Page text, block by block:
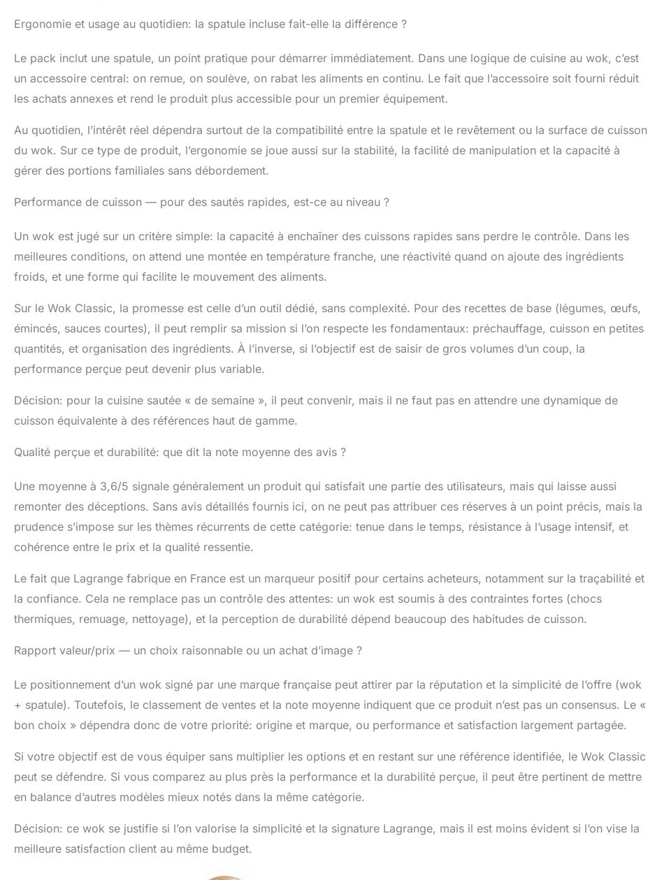
Ergonomie et usage au quotidien: la spatule incluse fait-elle la différence ?
Le pack inclut une spatule, un point pratique pour démarrer immédiatement. Dans une logique de cuisine au wok, c’est
un accessoire central: on remue, on soulève, on rabat les aliments en continu. Le fait que l’accessoire soit fourni réduit
les achats annexes et rend le produit plus accessible pour un premier équipement.
Au quotidien, l’intérêt réel dépendra surtout de la compatibilité entre la spatule et le revêtement ou la surface de cuisson
du wok. Sur ce type de produit, l’ergonomie se joue aussi sur la stabilité, la facilité de manipulation et la capacité à
gérer des portions familiales sans débordement.
Performance de cuisson — pour des sautés rapides, est-ce au niveau ?
Un wok est jugé sur un critère simple: la capacité à enchaîner des cuissons rapides sans perdre le contrôle. Dans les
meilleures conditions, on attend une montée en température franche, une réactivité quand on ajoute des ingrédients
froids, et une forme qui facilite le mouvement des aliments.
Sur le Wok Classic, la promesse est celle d’un outil dédié, sans complexité. Pour des recettes de base (légumes, œufs,
émincés, sauces courtes), il peut remplir sa mission si l’on respecte les fondamentaux: préchauffage, cuisson en petites
quantités, et organisation des ingrédients. À l’inverse, si l’objectif est de saisir de gros volumes d’un coup, la
performance perçue peut devenir plus variable.
Décision: pour la cuisine sautée « de semaine », il peut convenir, mais il ne faut pas en attendre une dynamique de
cuisson équivalente à des références haut de gamme.
Qualité perçue et durabilité: que dit la note moyenne des avis ?
Une moyenne à 3,6/5 signale généralement un produit qui satisfait une partie des utilisateurs, mais qui laisse aussi
remonter des déceptions. Sans avis détaillés fournis ici, on ne peut pas attribuer ces réserves à un point précis, mais la
prudence s’impose sur les thèmes récurrents de cette catégorie: tenue dans le temps, résistance à l’usage intensif, et
cohérence entre le prix et la qualité ressentie.
Le fait que Lagrange fabrique en France est un marqueur positif pour certains acheteurs, notamment sur la traçabilité et
la confiance. Cela ne remplace pas un contrôle des attentes: un wok est soumis à des contraintes fortes (chocs
thermiques, remuage, nettoyage), et la perception de durabilité dépend beaucoup des habitudes de cuisson.
Rapport valeur/prix — un choix raisonnable ou un achat d’image ?
Le positionnement d’un wok signé par une marque française peut attirer par la réputation et la simplicité de l’offre (wok
+ spatule). Toutefois, le classement de ventes et la note moyenne indiquent que ce produit n’est pas un consensus. Le «
bon choix » dépendra donc de votre priorité: origine et marque, ou performance et satisfaction largement partagée.
Si votre objectif est de vous équiper sans multiplier les options et en restant sur une référence identifiée, le Wok Classic
peut se défendre. Si vous comparez au plus près la performance et la durabilité perçue, il peut être pertinent de mettre
en balance d’autres modèles mieux notés dans la même catégorie.
Décision: ce wok se justifie si l’on valorise la simplicité et la signature Lagrange, mais il est moins évident si l’on vise la
meilleure satisfaction client au même budget.